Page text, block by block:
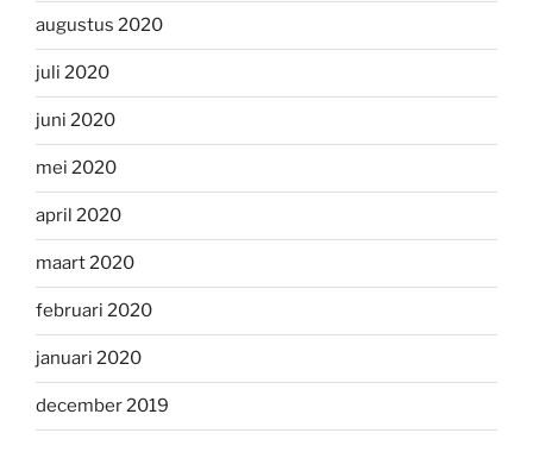
augustus 2020
juli 2020
juni 2020
mei 2020
april 2020
maart 2020
februari 2020
januari 2020
december 2019